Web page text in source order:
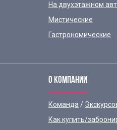
На двухэтажном
Мистические
Гастрономические
О КОМПАНИИ
Команда
Как купить/